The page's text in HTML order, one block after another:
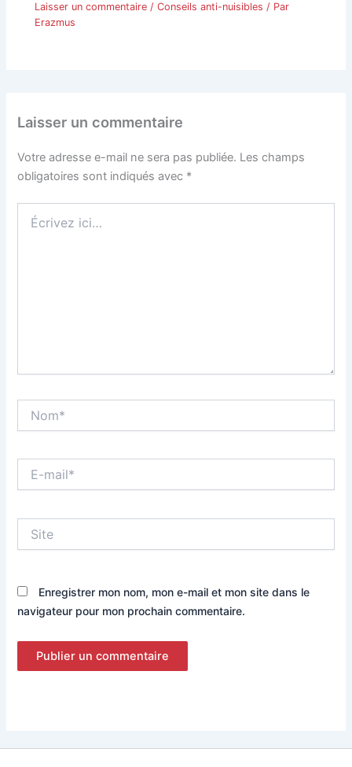
Laisser un commentaire /Conseils anti-nuisibles / Par
Erazmus
Laisser un commentaire
Votre adresse e-mail ne sera pas publiée. Les champs
obligatoires sont indiqués avec *
ici…
mail*
Enregistrer mon nom, mon e-mail et mon site dans le
navigateur pour mon prochain commentaire.